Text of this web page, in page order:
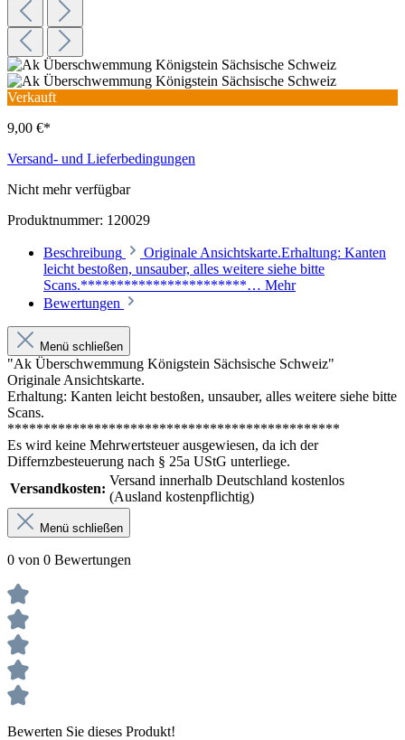
Verkauft
9,00 €*
Versand- und Lieferbedingungen
Nicht mehr verfügbar
Produktnummer: 120029
Beschreibung
Originale Ansichtskarte.Erhaltung: Kanten
leicht bestoßen, unsauber, alles weitere siehe bitte
Scans.***********************… Mehr
Bewertungen
Menü schließen
"Ak Überschwemmung Königstein Sächsische Schweiz"
Originale Ansichtskarte.
Erhaltung: Kanten leicht bestoßen, unsauber, alles weitere siehe bitte
Scans.
**********************************************
Es wird keine Mehrwertsteuer ausgewiesen, da ich der
Differnzbesteuerung nach § 25a UStG unterliege.
Versandkosten:
Versand innerhalb Deutschland kostenlos
(Ausland kostenpflichtig)
Menü schließen
0 von 0 Bewertungen
Bewerten Sie dieses Produkt!